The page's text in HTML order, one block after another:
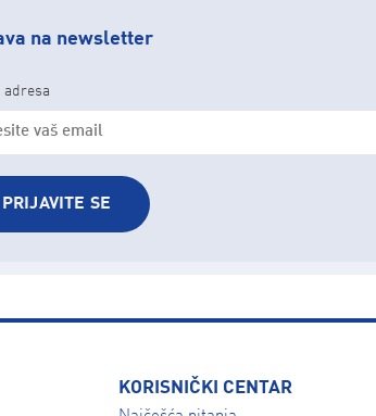
na newsletter
adresa
PRIJAVITE SE
KORISNIČKI CENTAR